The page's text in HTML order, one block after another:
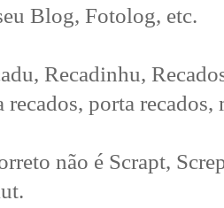
Blog, Fotolog, etc.
Recadinhu,
recados, porta
não é Scrapt,